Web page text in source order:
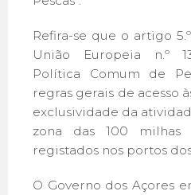
Refira-se que o artigo
União Europeia n.º
Política Comum de
regras gerais de acesso
exclusividade da
zona das 100
registados nos portos
O Governo dos Açores